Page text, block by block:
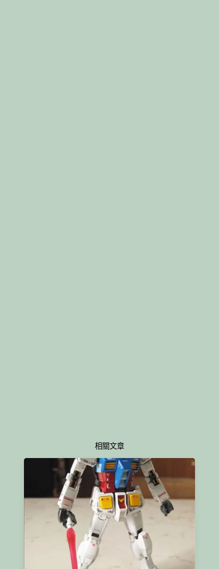
相關文章